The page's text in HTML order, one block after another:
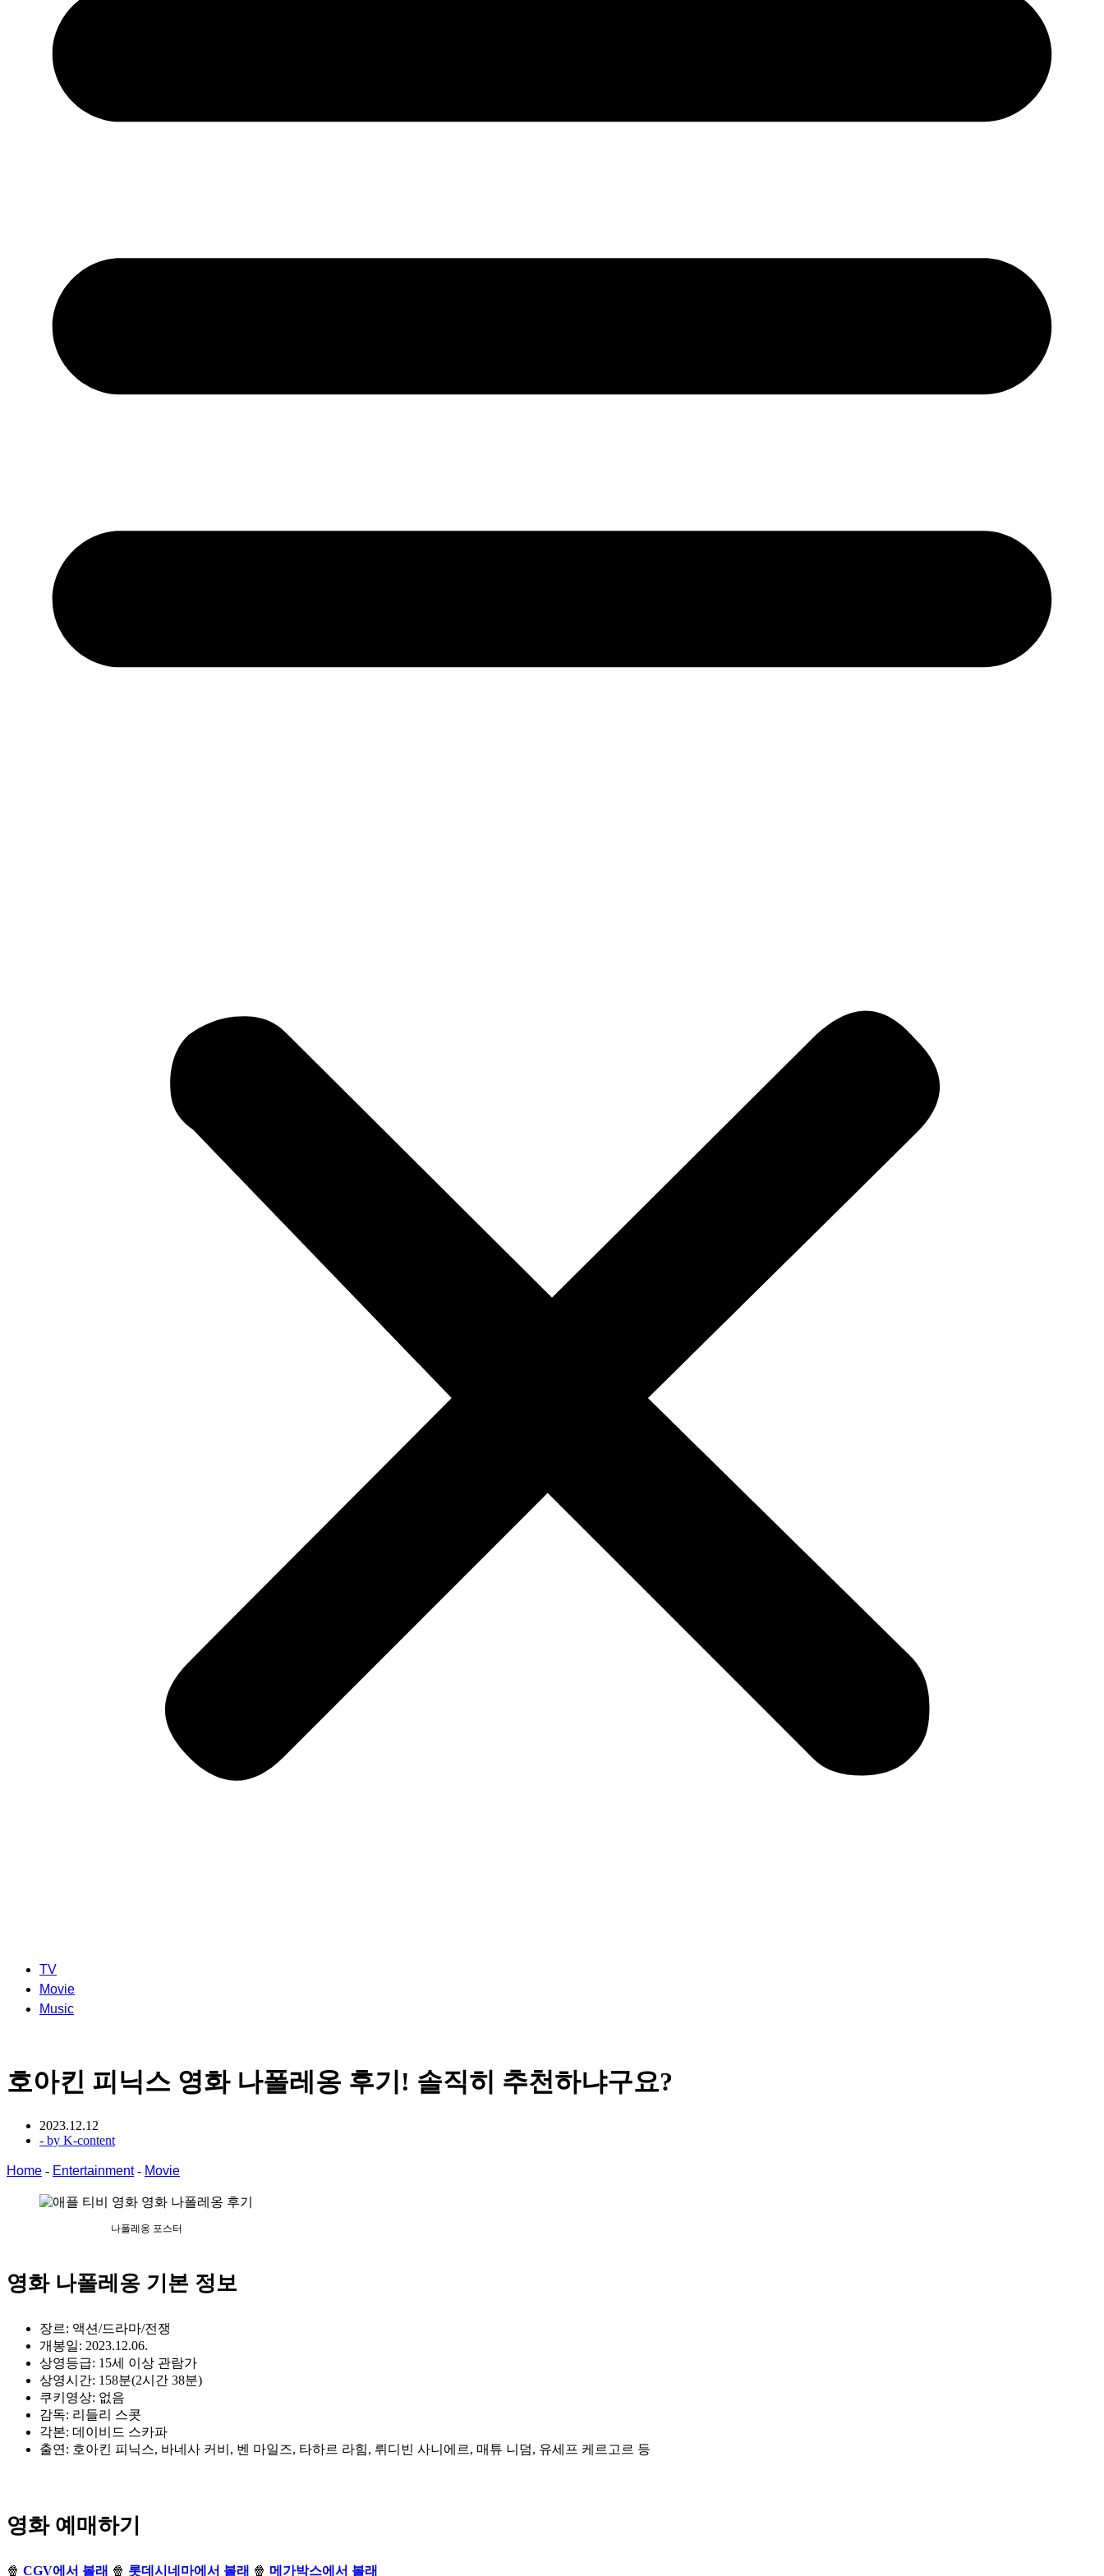
TV
Movie
Music
호아킨 피닉스 영화 나폴레옹 후기! 솔직히 추천하냐구요?
2023.12.12
- by K-content
Home - Entertainment- Movie
나폴레옹 포스터
영화 나폴레옹 기본 정보
장르: 액션/드라마/전쟁
개봉일: 2023.12.06.
상영등급: 15세 이상 관람가
상영시간: 158분(2시간 38분)
쿠키영상: 없음
감독: 리들리 스콧
각본: 데이비드 스카파
출연: 호아킨 피닉스, 바네사 커비, 벤 마일즈, 타하르 라힘, 뤼디빈 사니에르, 매튜 니덤, 유세프 케르고르 등
영화 예매하기
🍿 CGV에서 볼래 🍿 롯데시네마에서 볼래 🍿 메가박스에서 볼래